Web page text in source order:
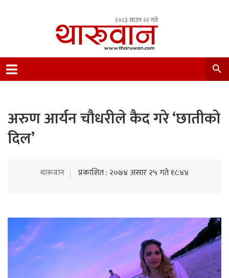
२०८३ साउन २२ गते
Nepal.
अरुण आर्यन चौधरीले कैद गरे ‘छातीको
दिल’
थारूवान प्रकाशित : २०७४ असार २५ गते १८:४४